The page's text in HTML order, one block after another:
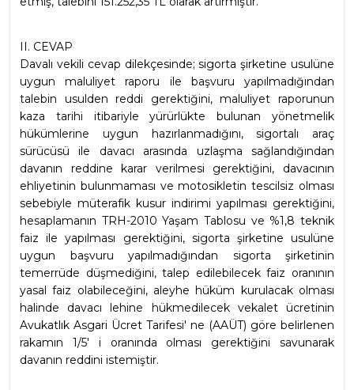
II. CEVAP
Davalı vekili cevap dilekçesinde; sigorta şirketine usulüne
uygun maluliyet raporu ile başvuru yapılmadığından
talebin usulden reddi gerektiğini, maluliyet raporunun
kaza tarihi itibariyle yürürlükte bulunan yönetmelik
hükümlerine uygun hazırlanmadığını, sigortalı araç
sürücüsü ile davacı arasında uzlaşma sağlandığından
davanın reddine karar verilmesi gerektiğini, davacının
ehliyetinin bulunmaması ve motosikletin tescilsiz olması
sebebiyle müterafik kusur indirimi yapılması gerektiğini,
hesaplamanın TRH-2010 Yaşam Tablosu ve %1,8 teknik
faiz ile yapılması gerektiğini, sigorta şirketine usulüne
uygun başvuru yapılmadığından sigorta şirketinin
temerrüde düşmediğini, talep edilebilecek faiz oranının
yasal faiz olabileceğini, aleyhe hüküm kurulacak olması
halinde davacı lehine hükmedilecek vekalet ücretinin
Avukatlık Asgari Ücret Tarifesi' ne (AAÜT) göre belirlenen
rakamın 1/5' i oranında olması gerektiğini savunarak
davanın reddini istemiştir.